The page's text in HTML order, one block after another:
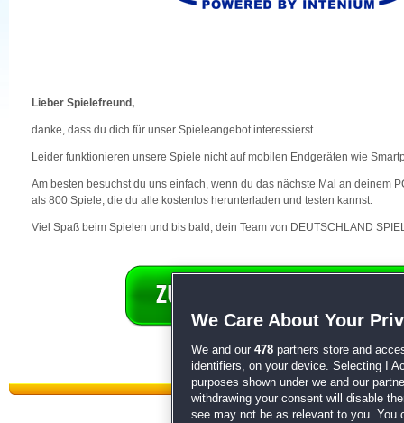
Lieber Spielefreund,
danke, dass du dich für unser Spieleangebot interessierst.
Leider funktionieren unsere Spiele nicht auf mobilen Endgeräten wie
Am besten besuchst du uns einfach, wenn du das nächste Mal an deinem
als 800 Spiele, die du alle kostenlos herunterladen und testen kannst.
Viel Spaß beim Spielen und bis bald, dein Team von DEUTSCHLAND
We Care About Your
We and our 478 partners store and
identifiers, on your device. Selecting I
purposes shown under we and our
withdrawing your consent will disable
see may not be as relevant to you. You